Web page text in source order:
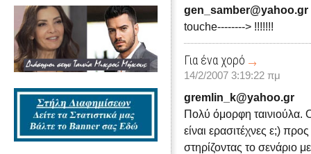
gen_samber@yahoo.gr
touche--------> !!!!!!!
Για ένα χορό
14/2/2007 3:19:22 πμ
gremlin_k@yahoo.gr
Πολύ όμορφη ταινιούλα.
είναι ερασιτέχνες ε;)
στηρίζοντας το σενάριο